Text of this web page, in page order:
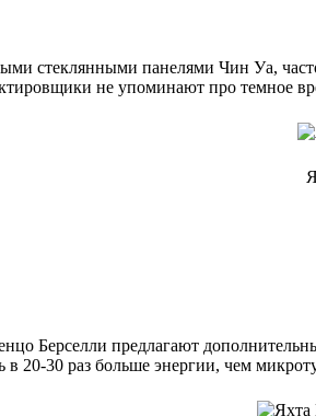
стеклянными панелями Чин Уа,
не упоминают про темное
Берселли предлагают
в 20-30 раз больше энергии, чем